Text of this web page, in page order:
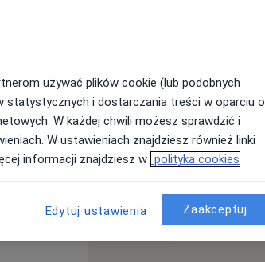
podnosząc
- tj.
czy
używać plików cookie (lub podobnych
statystycznych i dostarczania treści w oparciu o
W każdej chwili możesz sprawdzić i
W ustawieniach znajdziesz również linki
informacji znajdziesz w polityka cookies
Edytuj ustawienia Zaakceptuj